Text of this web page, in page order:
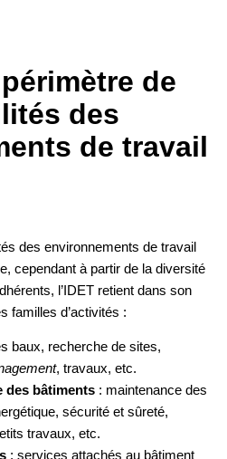
de
des
de travail
des environnements de travail
cependant à partir de la diversité
l’IDET retient dans son
familles d’activités :
baux, recherche de sites,
, travaux, etc.
des bâtiments : maintenance des
sécurité et sûreté,
travaux, etc.
: services attachés au bâtiment